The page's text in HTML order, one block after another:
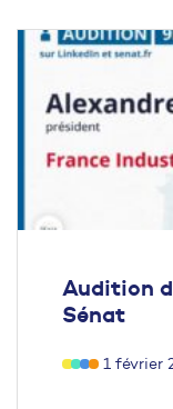
Audition
Sénat
1 février